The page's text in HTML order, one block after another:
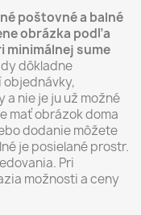
poštovné a balné
obrázka podľa
minimálnej sume
dôkladne
nie je ju už možné
mať obrázok doma
dodanie môžete
je posielané prostr.
Pri
možnosti a ceny